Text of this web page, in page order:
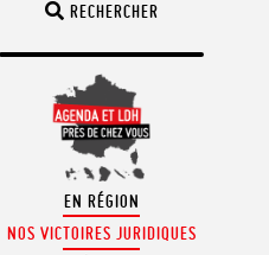
RECHERCHER
EN RÉGION
NOS VICTOIRES JURIDIQUES